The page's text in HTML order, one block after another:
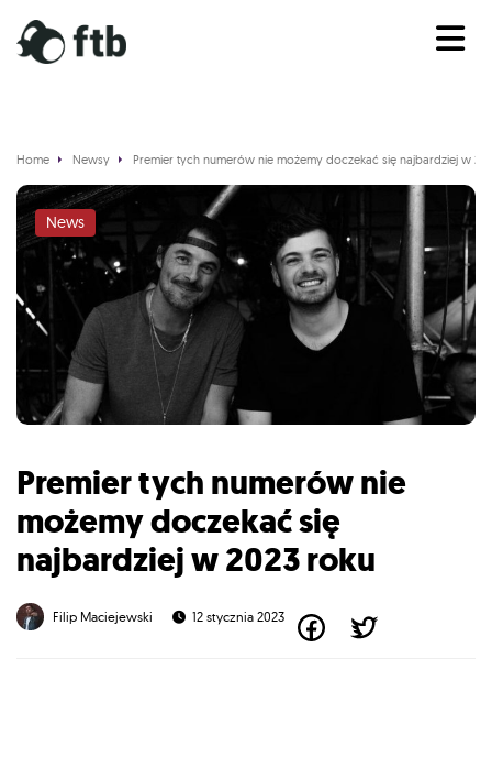
Home Newsy Premier tych numerów nie możemy doczekać się najbardziej w
News
Premier tych numerów nie
możemy doczekać się
najbardziej w 2023 roku
Filip Maciejewski 12 stycznia 2023